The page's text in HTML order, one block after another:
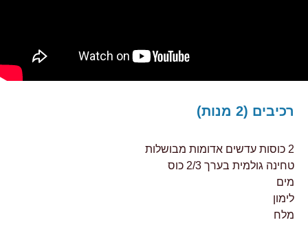
רכיבים (2 מנות)
2 כוסות עדשים אדומות מבושלות
טחינה גולמית בערך 2/3 כוס
מים
לימון
מלח